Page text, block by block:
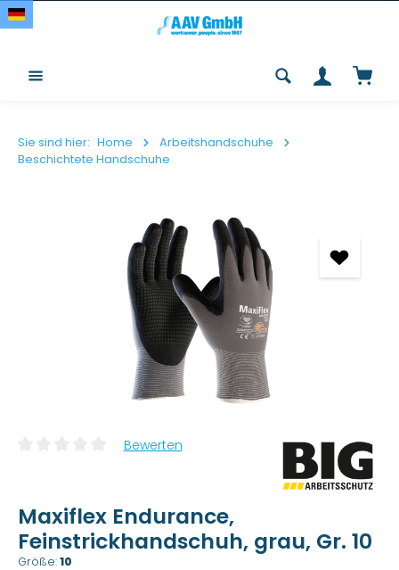
Zum Hauptinhalt springen
Sie sind hier: Home
Arbeitshandschuhe
Beschichtete Handschuhe
Bildergalerie überspringen
Durchschnittliche Bewertung von 0 von 5 Sternen
Bewerten
Maxiflex Endurance,
Feinstrickhandschuh, grau, Gr. 10
Größe:10